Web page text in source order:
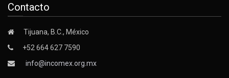
Contacto
Tijuana, B.C., México
+52 664 627 7590
info@incomex.org.mx